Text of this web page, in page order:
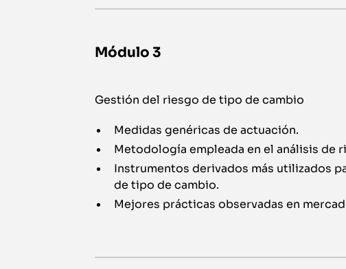
Módulo 3
Gestión del riesgo de tipo de cambio
Medidas genéricas de actuación.
Metodología empleada en el análisis de
Instrumentos derivados más utilizados
de tipo de cambio.
Mejores prácticas observadas en